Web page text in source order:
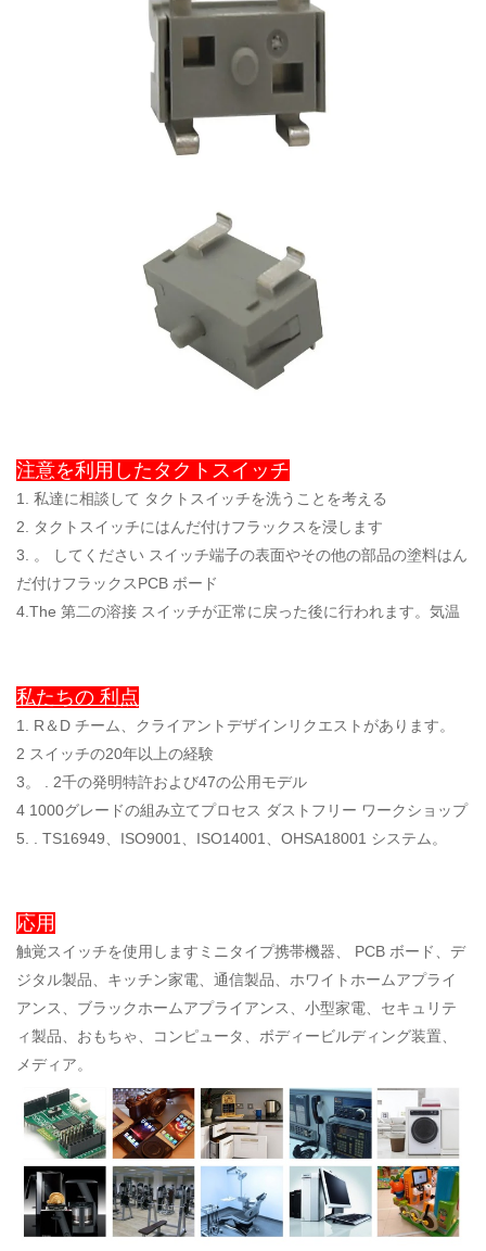
注意を利用したタクトスイッチ
1. 私達に相談して タクトスイッチを洗うことを考える
2. タクトスイッチにはんだ付けフラックスを浸します
3.
。
してください スイッチ端子の表面やその他の部品の塗料はん
だ付けフラックスPCB ボード
4.The 第二の溶接 スイッチが正常に戻った後に行われます。気温
私たちの 利点
1. R＆D チーム、クライアントデザインリクエストがあります。
2 スイッチの20年以上の経験
3。 . 2千の発明特許および47の公用モデル
4 1000グレードの組み立てプロセス ダストフリー ワークショップ
5. . TS16949、ISO9001、ISO14001、OHSA18001 システム。
応用
触覚スイッチを使用しますミニタイプ携帯機器、 PCB ボード、デ
ジタル製品、キッチン家電、通信製品、ホワイトホームアプライ
アンス、ブラックホームアプライアンス、小型家電、セキュリテ
ィ製品、おもちゃ、コンピュータ、ボディービルディング装置、
メディア。